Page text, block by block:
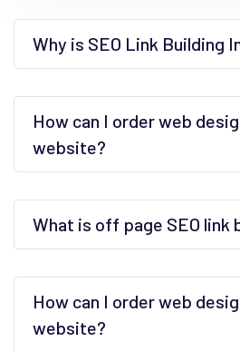
Why is SEO Link Building
How can I order web
website?
What is off page SEO link
How can I order web
website?